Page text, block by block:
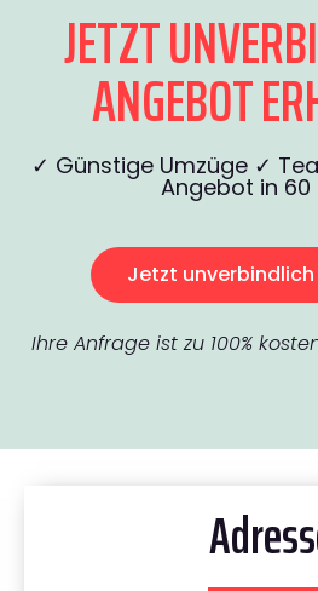
JETZT
ANGEBOT
✓ Günstige Umzüge ✓
Angebot in 60
Jetzt
Ihre Anfrage ist zu 100%